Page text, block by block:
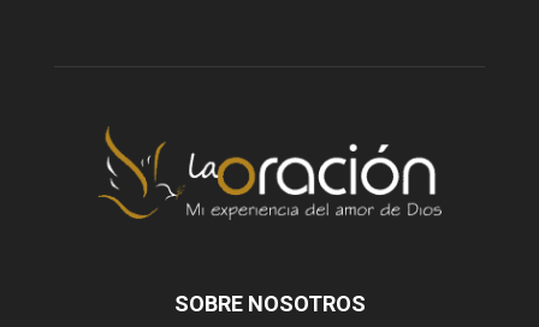
SOBRE NOSOTROS